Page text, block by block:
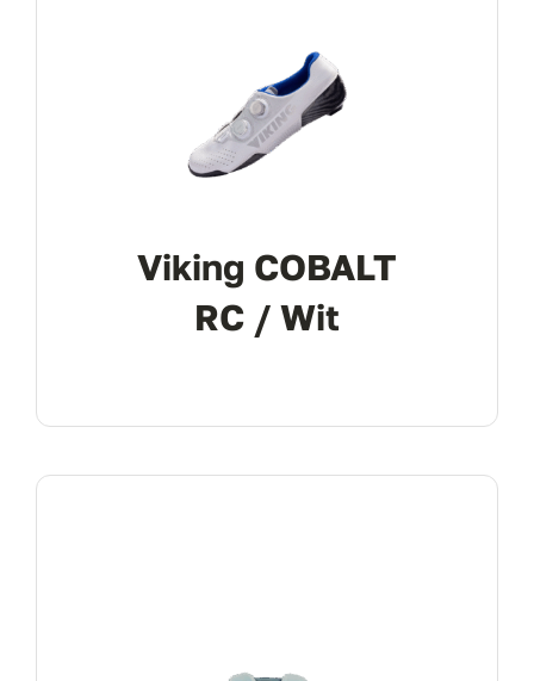
Viking COBALT
RC / Wit